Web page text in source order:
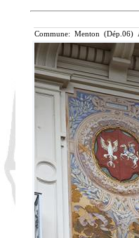
Commune: Menton (Dép.06)